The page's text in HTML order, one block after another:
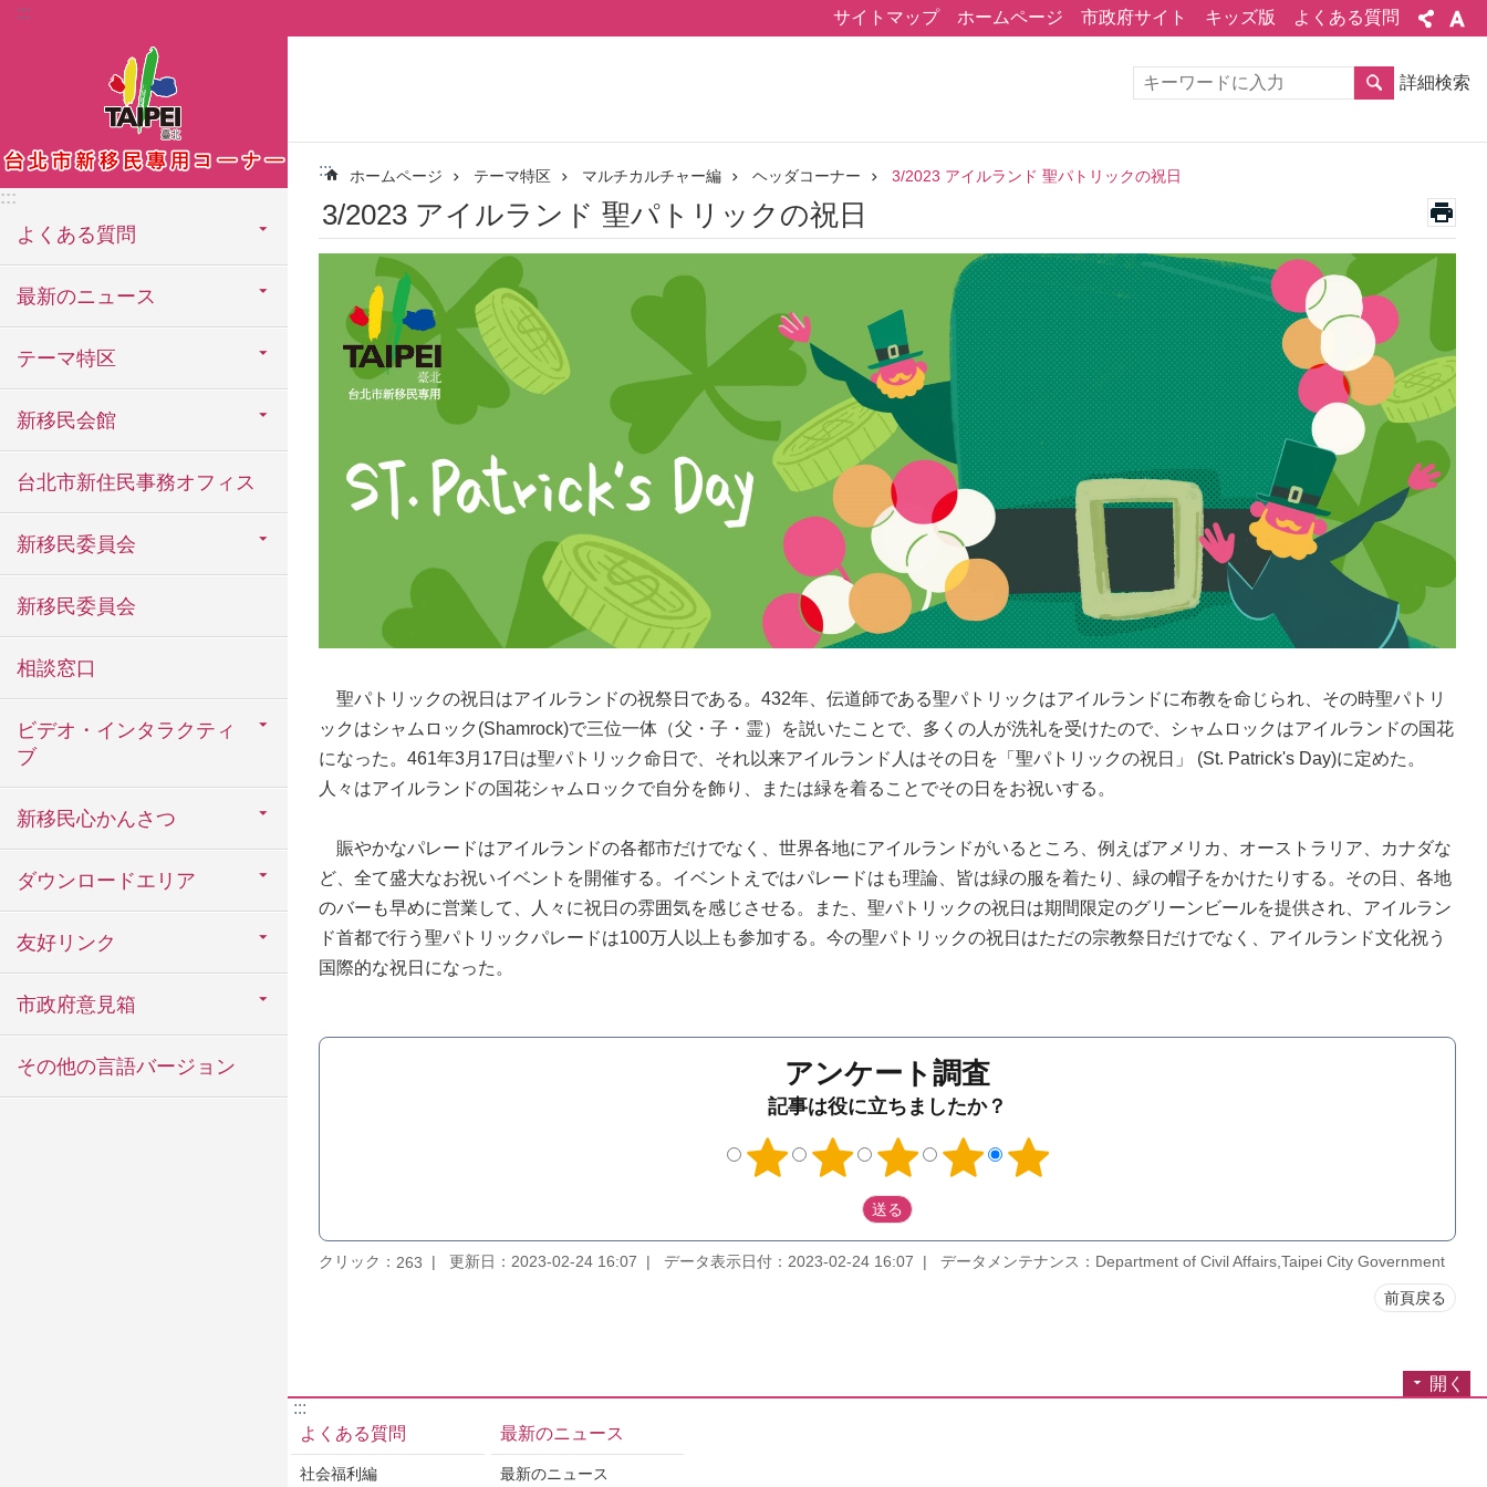
メインコンテンツブロックにスキップ
::: サイトマップ ホームページ 市政府サイト キッズ版 よくある質問
:::
よくある質問
最新のニュース
テーマ特区
新移民会館
台北市新住民事務オフィス
新移民委員会
新移民委員会
相談窓口
ビデオ・インタラクティ
ブ
新移民心かんさつ
ダウンロードエリア
友好リンク
市政府意見箱
その他の言語バージョン
詳細検索
::: ホームページ テーマ特区 マルチカルチャー編 ヘッダコーナー 3/2023 アイルランド 聖パトリックの祝日
3/2023 アイルランド 聖パトリックの祝日
聖パトリックの祝日はアイルランドの祝祭日である。432年、伝道師である聖パトリックはアイルランドに布教を命じられ、その時聖パトリ
ックはシャムロック(Shamrock)で三位一体（父・子・霊）を説いたことで、多くの人が洗礼を受けたので、シャムロックはアイルランドの国花
になった。461年3月17日は聖パトリック命日で、それ以来アイルランド人はその日を「聖パトリックの祝日」 (St. Patrick's Day)に定めた。
人々はアイルランドの国花シャムロックで自分を飾り、または緑を着ることでその日をお祝いする。
賑やかなパレードはアイルランドの各都市だけでなく、世界各地にアイルランドがいるところ、例えばアメリカ、オーストラリア、カナダな
ど、全て盛大なお祝いイベントを開催する。イベントえではパレードはも理論、皆は緑の服を着たり、緑の帽子をかけたりする。その日、各地
のバーも早めに営業して、人々に祝日の雰囲気を感じさせる。また、聖パトリックの祝日は期間限定のグリーンビールを提供され、アイルラン
ド首都で行う聖パトリックパレードは100万人以上も参加する。今の聖パトリックの祝日はただの宗教祭日だけでなく、アイルランド文化祝う
国際的な祝日になった。
アンケート調査
記事は役に立ちましたか？
クリック： 263 更新日：2023-02-24 16:07 データ表示日付：2023-02-24 16:07 データメンテナンス：Department of Civil Affairs,Taipei City Government
前頁戻る
開く
:::
よくある質問
社会福利編
最新のニュース
最新のニュース